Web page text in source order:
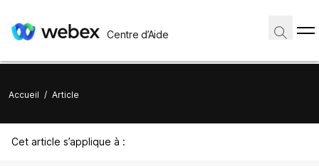
Centre d’Aide
Accueil / Article
Cet article s’applique à :